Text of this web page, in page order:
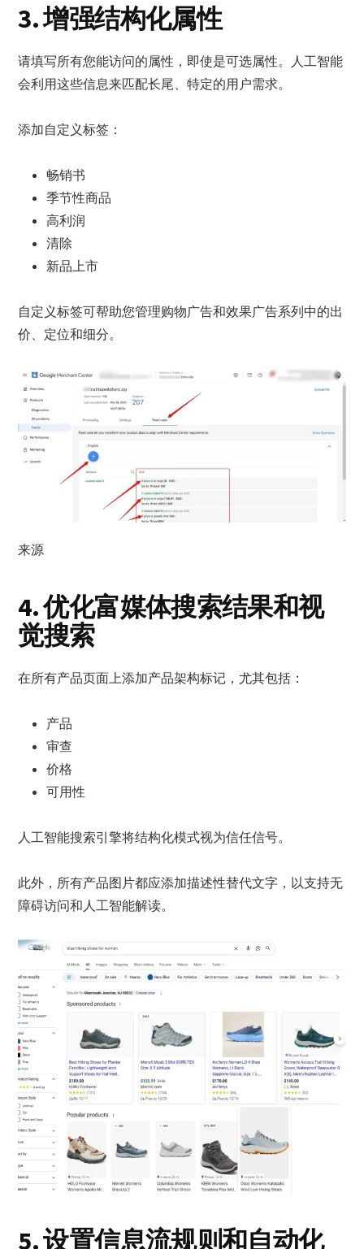
3. 增强结构化属性
请填写所有您能访问的属性，即使是可选属性。人工智能
会利用这些信息来匹配长尾、特定的用户需求。
添加自定义标签：
畅销书
季节性商品
高利润
清除
新品上市
自定义标签可帮助您管理购物广告和效果广告系列中的出
价、定位和细分。
来源
4. 优化富媒体搜索结果和视
觉搜索
在所有产品页面上添加产品架构标记，尤其包括：
产品
审查
价格
可用性
人工智能搜索引擎将结构化模式视为信任信号。
此外，所有产品图片都应添加描述性替代文字，以支持无
障碍访问和人工智能解读。
5. 设置信息流规则和自动化